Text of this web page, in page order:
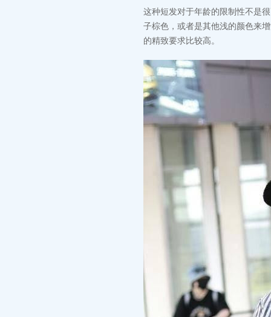
这种短发对于年龄的限制性不是
子棕色，或者是其他浅的颜色来
的精致要求比较高。